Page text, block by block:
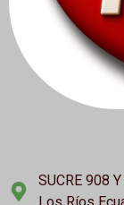
SUCRE 908